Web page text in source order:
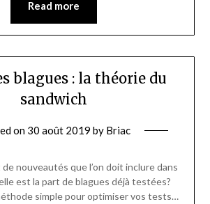
Read more
blagues : la théorie du
sandwich
on 30 août 2019 by Briac
nouveautés que l’on doit inclure dans
est la part de blagues déjà testées?
simple pour optimiser vos tests…